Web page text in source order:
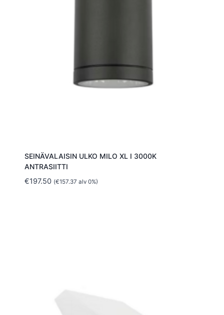
SEINÄVALAISIN ULKO MILO XL I 3000K
ANTRASIITTI
€197.50 (€157.37 alv 0%)